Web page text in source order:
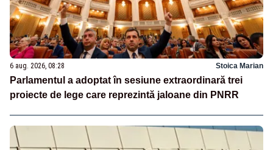
6 aug. 2026, 08:28 Stoica Marian
Parlamentul a adoptat în sesiune extraordinară trei
proiecte de lege care reprezintă jaloane din PNRR